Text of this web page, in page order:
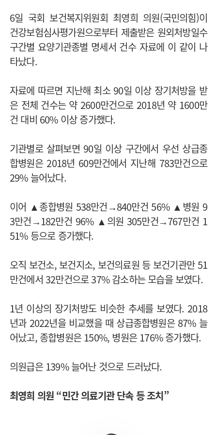
6일 국회 보건복지위원회 최영희 의원(국민의힘)이
건강보험심사평가원으로부터 제출받은 원외처방일수
구간별 요양기관종별 명세서 건수 자료에 이 같이 나
타났다.
자료에 따르면 지난해 최소 90일 이상 장기처방을 받
은 전체 건수는 약 2600만건으로 2018년 약 1600만
건 대비 60% 이상 증가했다.
기관별로 살펴보면 90일 이상 구간에서 우선 상급종
합병원은 2018년 609만건에서 지난해 783만건으로
29% 늘어났다.
이어 ▲종합병원 538만건→840만건 56% ▲병원 9
3만건→182만건 96% ▲의원 305만건→767만건 1
51% 등으로 증가했다.
오직 보건소, 보건지소, 보건의료원 등 보건기관만 51
만건에서 32만건으로 37% 감소하는 모습을 보였다.
1년 이상의 장기처방도 비슷한 추세를 보였다. 2018
년과 2022년을 비교했을 때 상급종합병원은 87% 늘
어났고, 종합병원은 150%, 병원은 176% 증가했다.
의원급은 139% 늘어난 것으로 드러났다.
최영희 의원 “민간 의료기관 단속 등 조치”